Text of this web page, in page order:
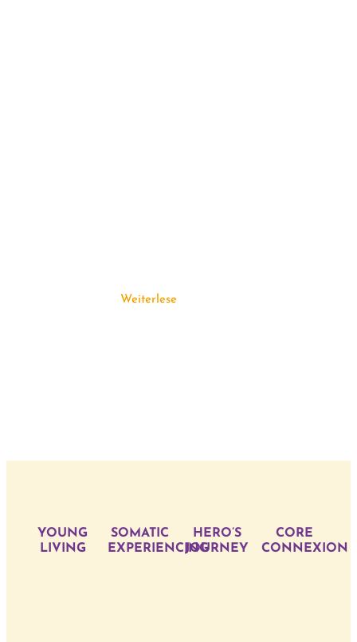
Weiterlesen
YOUNG
LIVING
SOMATIC
EXPERIENCING
HERO’S
JOURNEY
CORE
CONNEXION